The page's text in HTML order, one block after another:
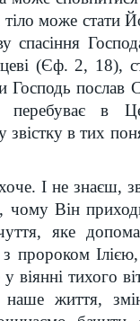
тіло може
(Єф. 2, 18),
послав
перебуває в
в тих
І не знаєш,
чому Він
яке
пророком
у віянні тихого
життя,